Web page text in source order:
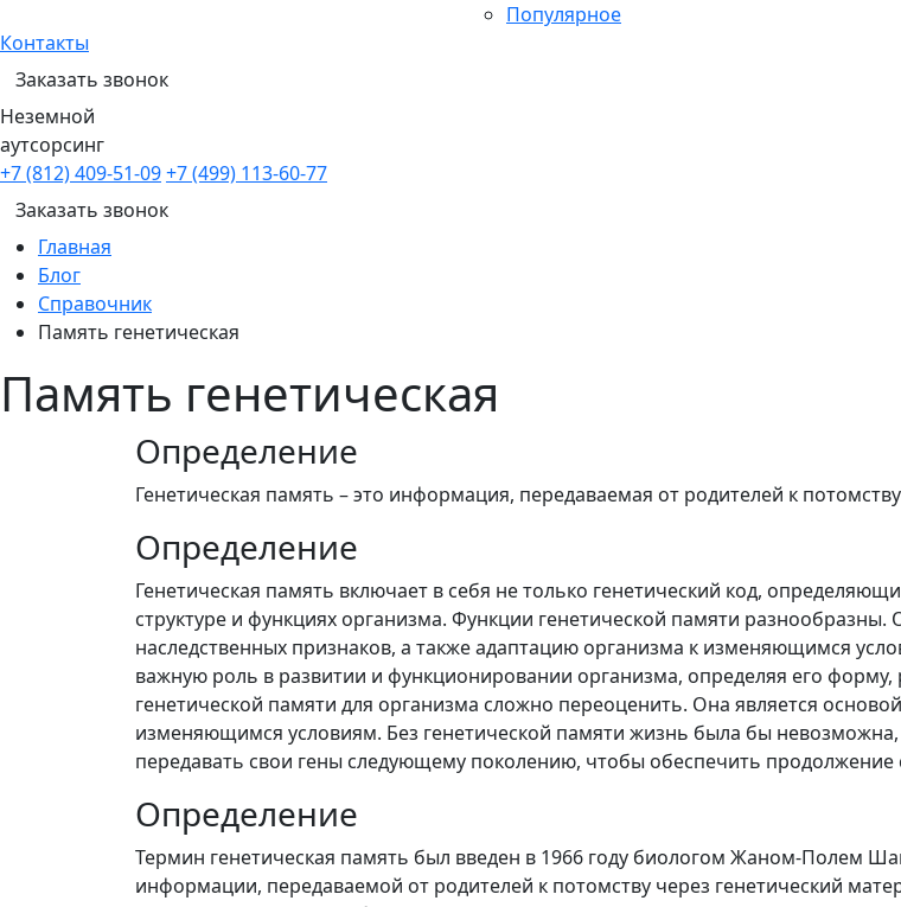
Популярное
Контакты
Заказать звонок
Неземной
аутсорсинг
+7 (812) 409-51-09+7 (499) 113-60-77
Заказать звонок
Главная
Блог
Справочник
Память генетическая
Память генетическая
Определение
Генетическая память – это информация, передаваемая от родителей к
Определение
Генетическая память включает в себя не только генетический код,
структуре и функциях организма. Функции генетической памяти
наследственных признаков, а также адаптацию организма к изменяющимся
важную роль в развитии и функционировании организма, определяя его форму,
генетической памяти для организма сложно переоценить. Она является
изменяющимся условиям. Без генетической памяти жизнь была бы
передавать свои гены следующему поколению, чтобы обеспечить продолжение
Определение
Термин генетическая память был введен в 1966 году биологом Жаном-Полем
информации, передаваемой от родителей к потомству через генетический